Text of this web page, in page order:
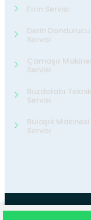
Fırın Servisi
Derin Dondurucu
Servisi
Çamaşır
Servisi
Buzdolabı Teknik
Servisi
Bulaşık Makinesi
Servisi
©2026